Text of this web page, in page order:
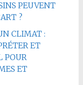
PEUVENT
?
CLIMAT :
ET
POUR
ET